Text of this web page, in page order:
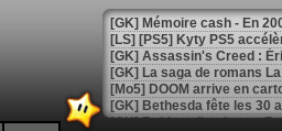
[Mo5] DOOM arrive en
[GK] Bethesda fête les 30
[GK] Roblox : l'action en